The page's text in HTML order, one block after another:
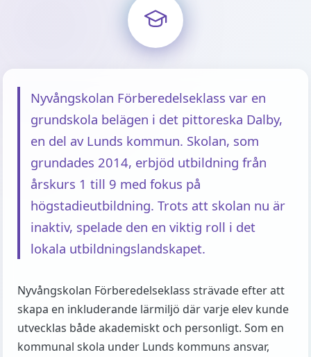
Nyvångskolan Förberedelseklass var en
grundskola belägen i det pittoreska Dalby,
en del av Lunds kommun. Skolan, som
grundades 2014, erbjöd utbildning från
årskurs 1 till 9 med fokus på
högstadieutbildning. Trots att skolan nu är
inaktiv, spelade den en viktig roll i det
lokala utbildningslandskapet.
Nyvångskolan Förberedelseklass strävade efter att
skapa en inkluderande lärmiljö där varje elev kunde
utvecklas både akademiskt och personligt. Som en
kommunal skola under Lunds kommuns ansvar,